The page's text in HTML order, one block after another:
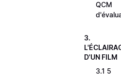
QCM
3.
D'UN FILM
3.1 5